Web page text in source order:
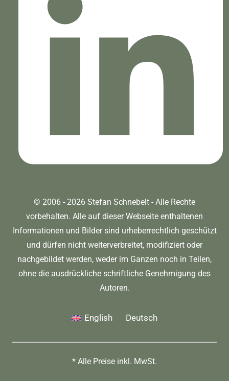
© 2006 - 2026 Stefan Schnebelt - Alle Rechte
vorbehalten. Alle auf dieser Webseite enthaltenen
Informationen und Bilder sind urheberrechtlich geschützt
und dürfen nicht weiterverbreitet, modifiziert oder
nachgebildet werden, weder im Ganzen noch in Teilen,
ohne die ausdrückliche schriftliche Genehmigung des
Autoren.
English Deutsch
* Alle Preise inkl. MwSt.